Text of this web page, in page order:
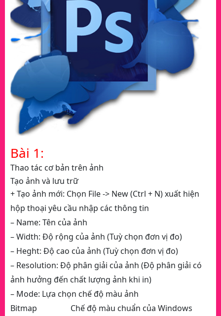
Bài 1:
Thao tác cơ bản trên ảnh
Tạo ảnh và lưu trữ
+ Tạo ảnh mới: Chọn File -> New (Ctrl + N) xuất hiện
hộp thoại yêu cầu nhập các thông tin
– Name: Tên của ảnh
– Width: Độ rộng của ảnh (Tuỳ chọn đơn vị đo)
– Heght: Độ cao của ảnh (Tuỳ chọn đơn vị đo)
– Resolution: Độ phân giải của ảnh (Độ phân giải có
ảnh hưởng đến chất lượng ảnh khi in)
– Mode: Lựa chọn chế độ màu ảnh
Bitmap Chế độ màu chuẩn của Windows